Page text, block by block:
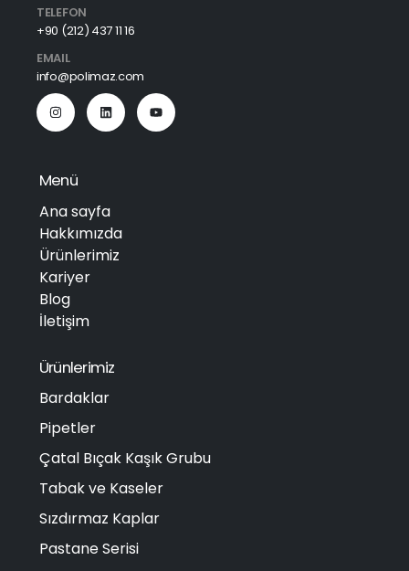
TELEFON
+90 (212) 437 11 16
EMAIL
info@polimaz.com
Menü
Ana sayfa
Hakkımızda
Ürünlerimiz
Kariyer
Blog
İletişim
Ürünlerimiz
Bardaklar
Pipetler
Çatal Bıçak Kaşık Grubu
Tabak ve Kaseler
Sızdırmaz Kaplar
Pastane Serisi